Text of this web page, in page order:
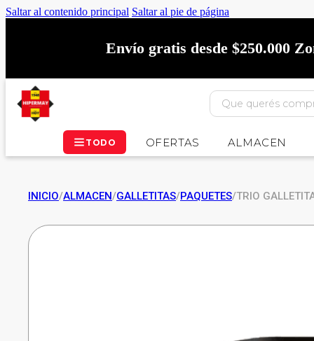
Saltar al contenido principal Saltar al pie de página
Envío gratis desde $250.000
TODO OFERTAS ALMACEN
INICIO/ALMACEN/GALLETITAS/PAQUETES/TRIO